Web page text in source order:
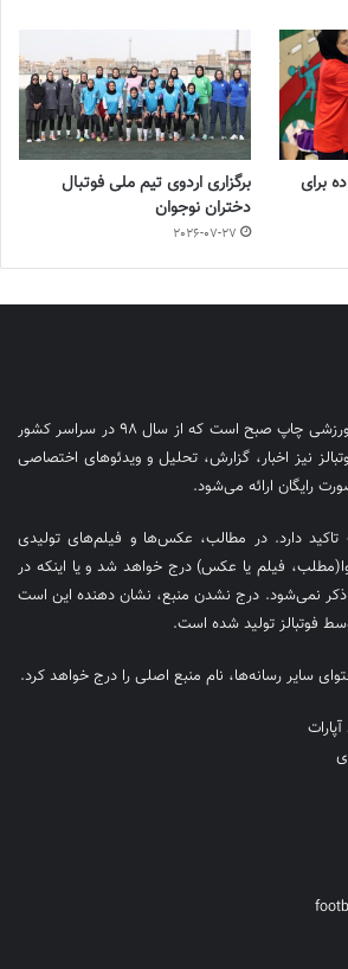
برای
برگزاری اردوی تیم ملی فوتبال
دختران نوجوان
2026-07-27
روزنامه فوتبالز، روزنامه ای ورزشی چاپ صبح است که از سال ۹۸ در سراسر کشور
نیز اخبار، گزارش، تحلیل و ویدئوهای اختصاصی
رایگان ارائه می‌شود.
دارد. در مطالب، عکس‌ها و فیلم‌های تولیدی
فیلم یا عکس) درج خواهد شد و یا اینکه در
ذیل محتوا نام منبع خاصی ذکر نمی‌‎شود. درج نشدن منبع، نشان دهنده این است
فوتبالز تولید شده است.
سایر رسانه‌ها، نام منبع اصلی را درج خواهد کرد.